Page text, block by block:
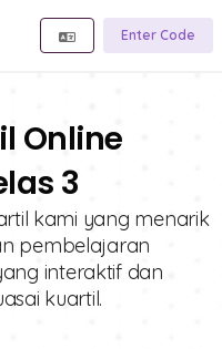
Enter Code
Online
3
kami yang menarik
pembelajaran
interaktif dan
kuartil.